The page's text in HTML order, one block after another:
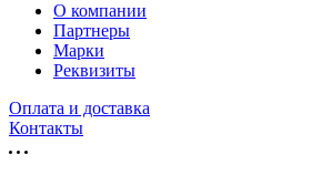
О компании
Партнеры
Марки
Реквизиты
Оплата и доставка
Контакты